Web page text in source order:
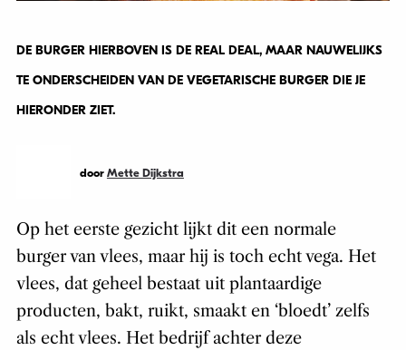
DE BURGER HIERBOVEN IS DE REAL DEAL, MAAR NAUWELIJKS
TE ONDERSCHEIDEN VAN DE VEGETARISCHE BURGER DIE JE
HIERONDER ZIET.
door Mette Dijkstra
Op het eerste gezicht lijkt dit een normale
burger van vlees, maar hij is toch echt vega. Het
vlees, dat geheel bestaat uit plantaardige
producten, bakt, ruikt, smaakt en ‘bloedt’ zelfs
als echt vlees. Het bedrijf achter deze